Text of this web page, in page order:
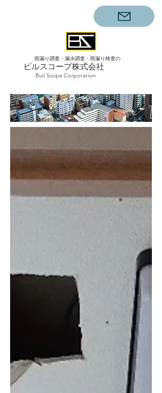
雨漏り調査・漏水調査・雨漏り検査の
ビルスコープ株式会社
Buil Scope Corporation